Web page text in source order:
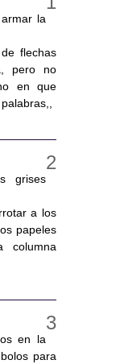
la
flechas
pero no
en que
grises
a los
papeles
en la
para